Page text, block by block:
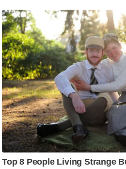
लू
नु
स्खे
प
र्य
ट
न
स्थ
ल
फि
ट
ने